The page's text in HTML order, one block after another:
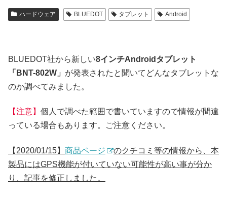
ハードウェア BLUEDOT タブレット Android
BLUEDOT社から新しい8インチAndroidタブレット
「BNT-802W」 が発表されたと聞いてどんなタブレットな
のか調べてみました。
【注意】 個人で調べた範囲で書いていますので情報が間違
っている場合もあります。ご注意ください。
【2020/01/15】 商品ページ
のクチコミ等の情報から、本
製品にはGPS機能が付いていない可能性が高い事が分か
り、記事を修正しました。